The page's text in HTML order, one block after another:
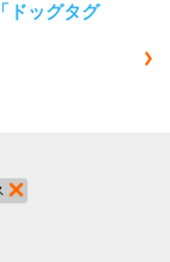
ドッグタグ